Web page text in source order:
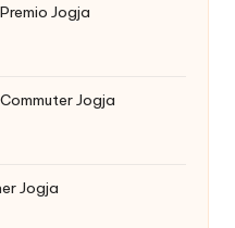
Jogja
Jogja
Jogja